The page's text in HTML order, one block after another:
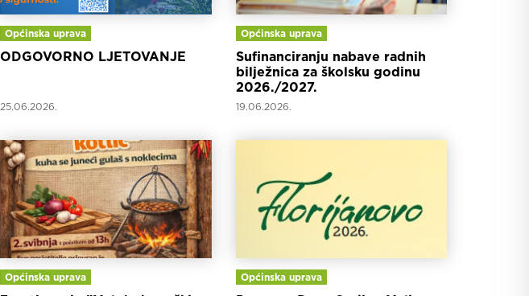
Općinska uprava
ODGOVORNO LJETOVANJE
25.06.2026.
Općinska uprava
Sufinanciranju nabave radnih
bilježnica za školsku godinu
2026./2027.
19.06.2026.
Općinska uprava Općinska uprava